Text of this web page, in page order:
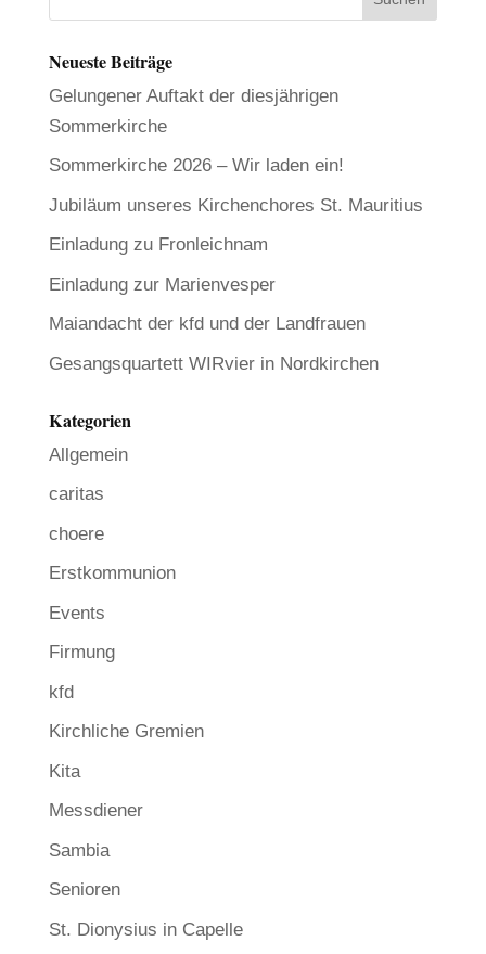
Neueste Beiträge
Gelungener Auftakt der diesjährigen
Sommerkirche
Sommerkirche 2026 – Wir laden ein!
Jubiläum unseres Kirchenchores St. Mauritius
Einladung zu Fronleichnam
Einladung zur Marienvesper
Maiandacht der kfd und der Landfrauen
Gesangsquartett WIRvier in Nordkirchen
Kategorien
Allgemein
caritas
choere
Erstkommunion
Events
Firmung
kfd
Kirchliche Gremien
Kita
Messdiener
Sambia
Senioren
St. Dionysius in Capelle